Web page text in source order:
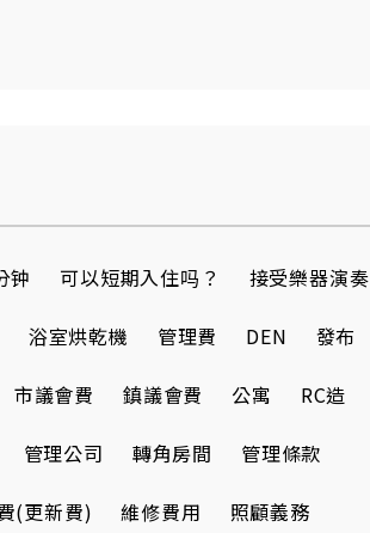
钟 可以短期入住吗？ 接受樂器演奏
浴室烘乾機 管理費 DEN 發布
市議會費 鎮議會費 公寓 RC造
管理公司 轉角房間 管理條款
(更新費) 維修費用 照顧義務